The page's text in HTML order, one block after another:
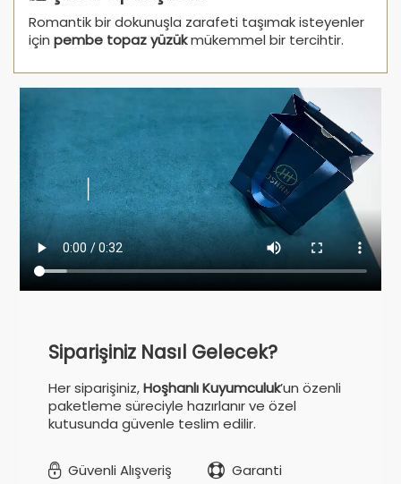
Romantik bir dokunuşla zarafeti taşımak isteyenler
için pembe topaz yüzükmükemmel bir tercihtir.
Siparişiniz Nasıl Gelecek?
Her siparişiniz,Hoşhanlı Kuyumculuk’un özenli
paketleme süreciyle hazırlanır ve özel
kutusunda güvenle teslim edilir.
Güvenli Alışveriş
Garanti